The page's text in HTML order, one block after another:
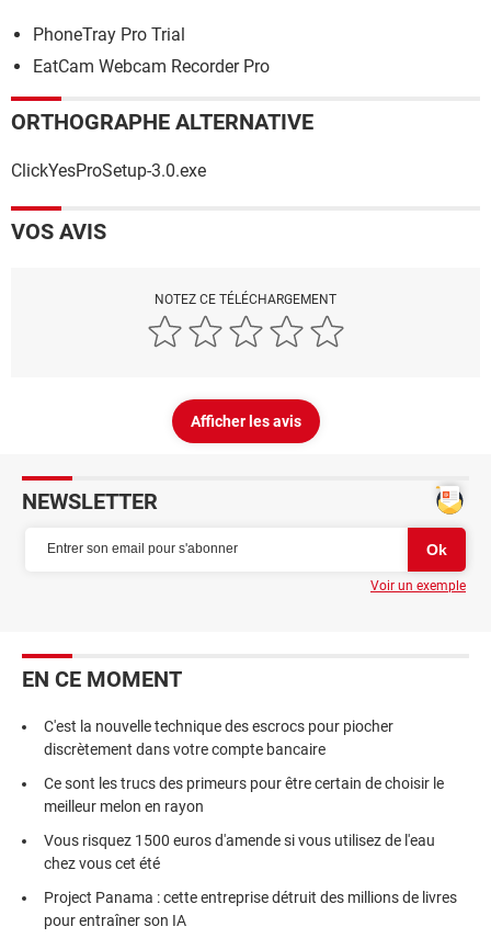
PhoneTray Pro Trial
EatCam Webcam Recorder Pro
ORTHOGRAPHE ALTERNATIVE
ClickYesProSetup-3.0.exe
VOS AVIS
NOTEZ CE TÉLÉCHARGEMENT
Afficher les avis
NEWSLETTER
Voir un exemple
EN CE MOMENT
C'est la nouvelle technique des escrocs pour piocher
discrètement dans votre compte bancaire
Ce sont les trucs des primeurs pour être certain de choisir le
meilleur melon en rayon
Vous risquez 1500 euros d'amende si vous utilisez de l'eau
chez vous cet été
Project Panama : cette entreprise détruit des millions de livres
pour entraîner son IA